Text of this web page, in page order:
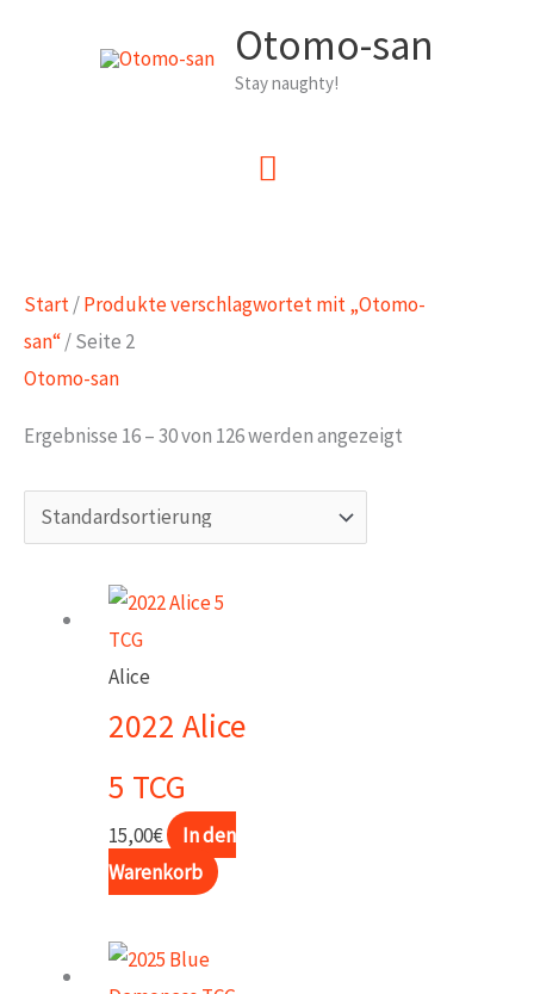
Otomo-san
Stay naughty!
Hauptmenü
Start/Produkte verschlagwortet mit „Otomo-
san“/ Seite 2
Otomo-san
Ergebnisse 16 – 30 von 126 werden angezeigt
Alice
2022 Alice
5 TCG
15,00€
In den
Warenkorb